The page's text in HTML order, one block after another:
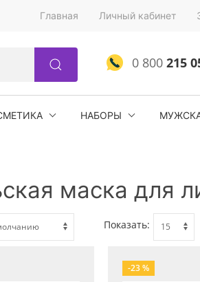
Главная Личный кабинет
0 800215
НАБОРЫ
маска для
Показать:
-23 %